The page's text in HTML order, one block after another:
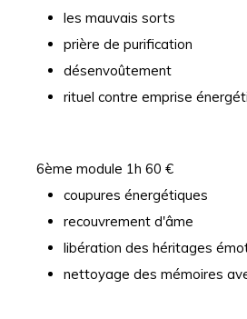
les mauvais sorts
prière de purification
désenvoûtement
rituel contre emprise
6ème module 1h 60 €
coupures énergétiques
recouvrement d'âme
libération des héritages
nettoyage des mémoires